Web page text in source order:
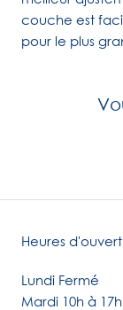
couche est
pour le plus
Heures
Lundi Fermé
Mardi 10h à 17h